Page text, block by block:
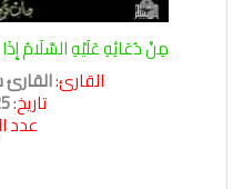
مِنْ دُعَائِهِ عَلَيْهِ السَّلَامُ
القارئ:
تاريخ:
عدد